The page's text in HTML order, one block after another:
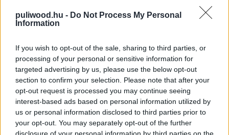
puliwood.hu - Do Not Process My Personal
Information
If you wish to opt-out of the sale, sharing to third parties, or
processing of your personal or sensitive information for
targeted advertising by us, please use the below opt-out
section to confirm your selection. Please note that after your
opt-out request is processed you may continue seeing
interest-based ads based on personal information utilized by
us or personal information disclosed to third parties prior to
your opt-out. You may separately opt-out of the further
disclosure of your personal information by third parties on the
nem bukott bele, de lehetett volna az év
legszórakoztatóbb filmje is. Így sem kell szégyenkeznie,
rejlő potenciált. A poénok ülnek, az akciók ütnek,
Carnahan pedig egy olyan tisztességes iparos, akire
lehet számítani, ha az ember egy laza, bő másfél órára el
akarja dobni az agyát, miközben jól érzi magát.
Boss Level - Játszd újra